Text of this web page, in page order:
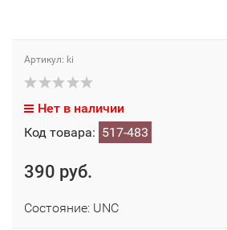
Артикул: ki
Нет в наличии
Код товара: 517-483
390 руб.
Состояние: UNC